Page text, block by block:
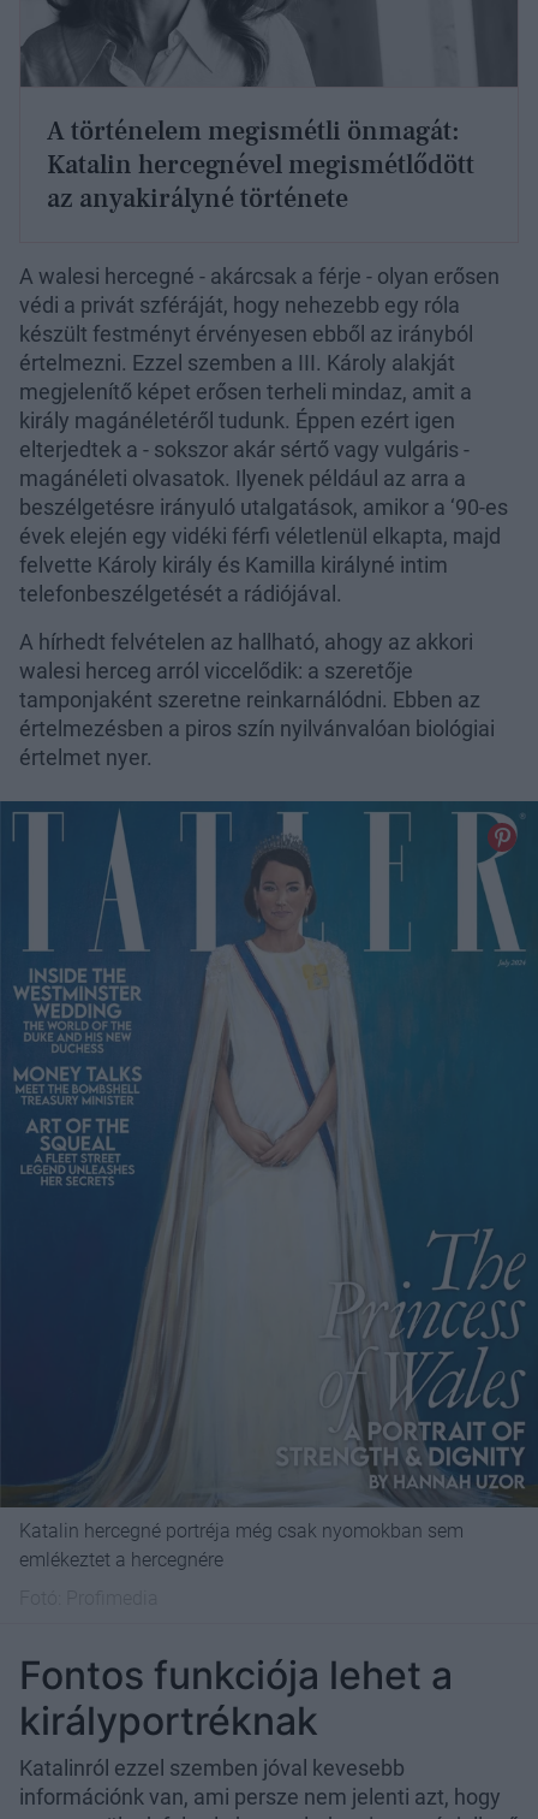
A történelem megismétli önmagát:
Katalin hercegnével megismétlődött
az anyakirályné története
A walesi hercegné - akárcsak a férje - olyan erősen
védi a privát szféráját, hogy nehezebb egy róla
készült festményt érvényesen ebből az irányból
értelmezni. Ezzel szemben a III. Károly alakját
megjelenítő képet erősen terheli mindaz, amit a
király magánéletéről tudunk. Éppen ezért igen
elterjedtek a - sokszor akár sértő vagy vulgáris -
magánéleti olvasatok. Ilyenek például az arra a
beszélgetésre irányuló utalgatások, amikor a ‘90-es
évek elején egy vidéki férfi véletlenül elkapta, majd
felvette Károly király és Kamilla királyné intim
telefonbeszélgetését a rádiójával.
A hírhedt felvételen az hallható, ahogy az akkori
walesi herceg arról viccelődik: a szeretője
tamponjaként szeretne reinkarnálódni. Ebben az
értelmezésben a piros szín nyilvánvalóan biológiai
értelmet nyer.
Katalin hercegné portréja még csak nyomokban sem
emlékeztet a hercegnére
Fontos funkciója lehet a
királyportréknak
Katalinról ezzel szemben jóval kevesebb
információnk van, ami persze nem jelenti azt, hogy